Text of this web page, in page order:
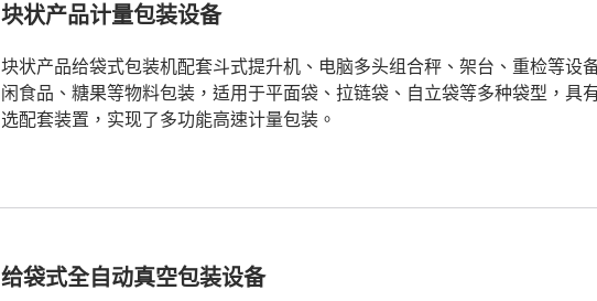
块状产品计量包装设备
块状产品给袋式包装机配套斗式提升机、电脑多头组合秤、架台、重检等设
闲食品、糖果等物料包装，适用于平面袋、拉链袋、自立袋等多种袋型，具
选配套装置，实现了多功能高速计量包装。
给袋式全自动真空包装设备